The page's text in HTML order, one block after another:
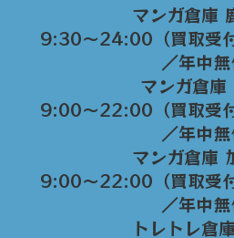
マンガ倉庫
9:30～24:00（買取受
／年中
マンガ倉庫
9:00～22:00（買取受
／年中
マンガ倉庫
9:00〜22:00（買取受
／年中
トレトレ倉